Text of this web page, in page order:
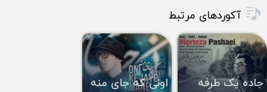
آکوردهای مرتبط
جاده یک طرفه اونی که جای منه